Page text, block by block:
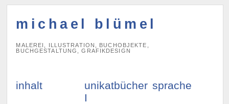
michael blümel
MALEREI, ILLUSTRATION, BUCHOBJEKTE,
BUCHGESTALTUNG, GRAFIKDESIGN
inhalt
unikatbücher
I
sprache